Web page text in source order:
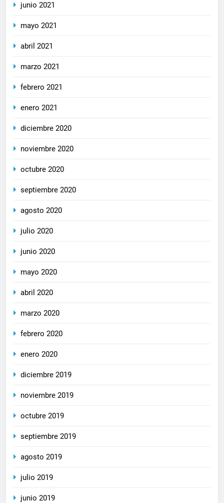
junio 2021
mayo 2021
abril 2021
marzo 2021
febrero 2021
enero 2021
diciembre 2020
noviembre 2020
octubre 2020
septiembre 2020
agosto 2020
julio 2020
junio 2020
mayo 2020
abril 2020
marzo 2020
febrero 2020
enero 2020
diciembre 2019
noviembre 2019
octubre 2019
septiembre 2019
agosto 2019
julio 2019
junio 2019